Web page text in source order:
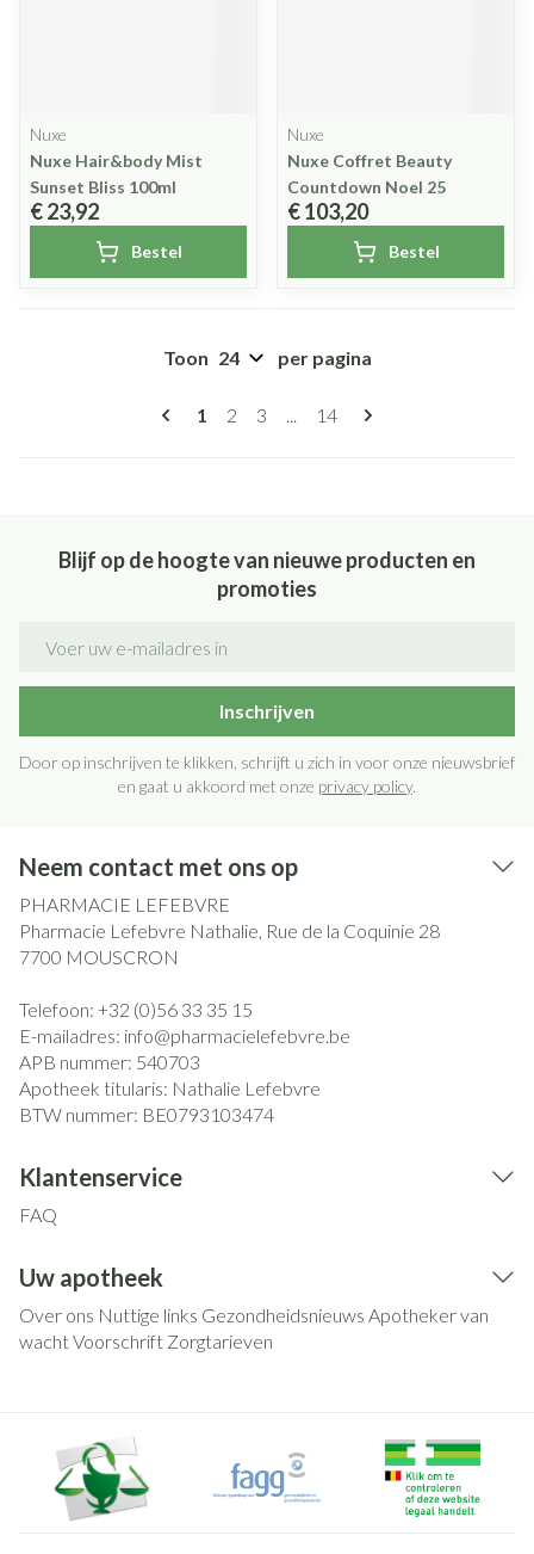
Nuxe
Nuxe Hair&body Mist
Sunset Bliss 100ml
€ 23,92
Bestel
Nuxe
Nuxe Coffret Beauty
Countdown Noel 25
€ 103,20
Bestel
Pagina's
U lees momenteel pagina
1 Pagina
2 Pagina
3 ... Pagina
14
Toon per pagina
Blijf op de hoogte van nieuwe producten en
promoties
Inschrijven
Door op inschrijven te klikken, schrijft u zich in voor onze nieuwsbrief
en gaat u akkoord met onze privacy policy.
Neem contact met ons op
PHARMACIE LEFEBVRE
Pharmacie Lefebvre Nathalie, Rue de la Coquinie 28
7700 MOUSCRON
Telefoon: +32 (0)56 33 35 15
E-mailadres: info@pharmacielefebvre.be
APB nummer: 540703
Apotheek titularis: Nathalie Lefebvre
BTW nummer: BE0793103474
Klantenservice
FAQ
Uw apotheek
Over ons Nuttige links Gezondheidsnieuws Apotheker van
wachtVoorschrift Zorgtarieven